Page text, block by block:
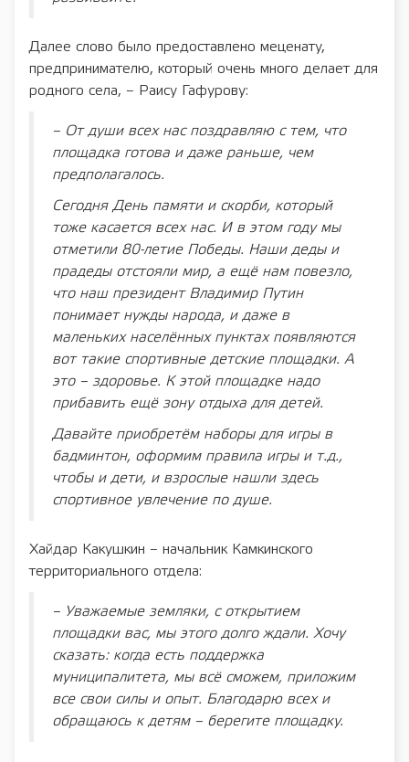
Далее слово было предоставлено меценату,
предпринимателю, который очень много делает для
родного села, – Раису Гафурову:
– От души всех нас поздравляю с тем, что
площадка готова и даже раньше, чем
предполагалось.
Сегодня День памяти и скорби, который
тоже касается всех нас. И в этом году мы
отметили 80-летие Победы. Наши деды и
прадеды отстояли мир, а ещё нам повезло,
что наш президент Владимир Путин
понимает нужды народа, и даже в
маленьких населённых пунктах появляются
вот такие спортивные детские площадки. А
это – здоровье. К этой площадке надо
прибавить ещё зону отдыха для детей.
Давайте приобретём наборы для игры в
бадминтон, оформим правила игры и т.д.,
чтобы и дети, и взрослые нашли здесь
спортивное увлечение по душе.
Хайдар Какушкин – начальник Камкинского
территориального отдела:
– Уважаемые земляки, с открытием
площадки вас, мы этого долго ждали. Хочу
сказать: когда есть поддержка
муниципалитета, мы всё сможем, приложим
все свои силы и опыт. Благодарю всех и
обращаюсь к детям – берегите площадку.